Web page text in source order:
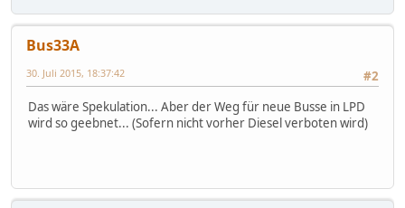
Bus33A
#2
30. Juli 2015, 18:37:42
Das wäre Spekulation... Aber der Weg für neue Busse in LPD
wird so geebnet... (Sofern nicht vorher Diesel verboten wird)